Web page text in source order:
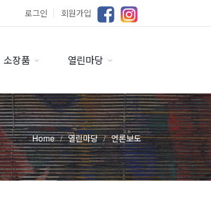
로그인 ｜ 회원가입
소장품 열린마당
Home 열린마당 언론보도